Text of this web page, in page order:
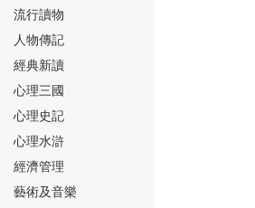
⑭
⑮
流行讀物
人物傳記
經典新讀
心理三國
心理史記
心理水滸
經濟管理
藝術及音樂